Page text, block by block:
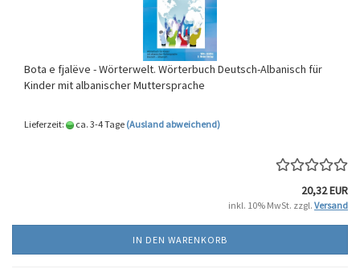
Bota e fjalëve - Wörterwelt. Wörterbuch Deutsch-Albanisch für
Kinder mit albanischer Muttersprache
Lieferzeit: ca. 3-4 Tage (Ausland abweichend)
20,32 EUR
inkl. 10% MwSt. zzgl. Versand
IN DEN WARENKORB